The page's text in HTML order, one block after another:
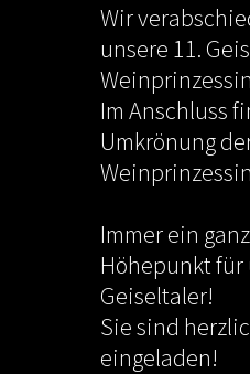
Wir
unsere 11.
Im Anschluss
Umkrönung
Immer ein
Höhepunkt für
Geiseltaler!
Sie sind
eingeladen!